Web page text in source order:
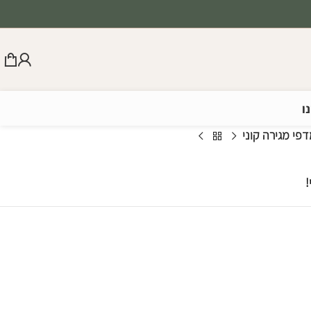
מגירה קוני